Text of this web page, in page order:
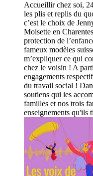
Accueillir chez soi,
les plis et replis du
c’est le choix de
Moisette en
protection de
fameux modèles
m’expliquer ce qui
chez le voisin ! A
engagements
du travail social !
soutiens qui les
familles et nos trois
enseignements qu'ils